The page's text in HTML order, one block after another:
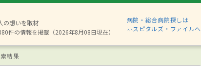
の想いを取材
件の情報を掲載（2026年8月08日現在）
病院・総合病院探しは
ホスピタルズ・ファイルへ
結果